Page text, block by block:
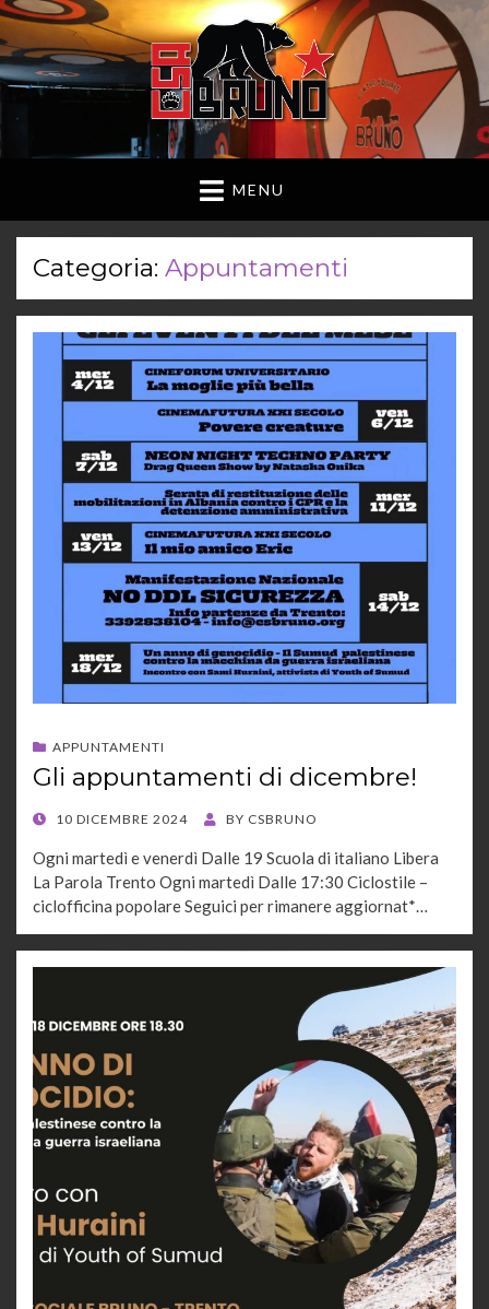
MENU
Categoria: Appuntamenti
APPUNTAMENTI
Gli appuntamenti di dicembre!
POSTED
10 DICEMBRE 2024 BY CSBRUNO
Ogni martedì e venerdì Dalle 19 Scuola di italiano Libera
La Parola Trento Ogni martedì Dalle 17:30 Ciclostile –
ciclofficina popolare Seguici per rimanere aggiornat*…